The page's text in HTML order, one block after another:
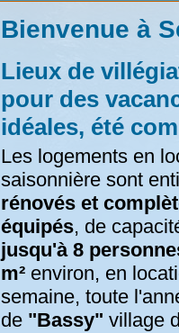
Bienvenue à
Lieux de
pour des
idéales, été
Les logements en
saisonnière sont
rénovés et
équipés, de
jusqu'à 8
m² environ, en
semaine, toute
de "Bassy" village